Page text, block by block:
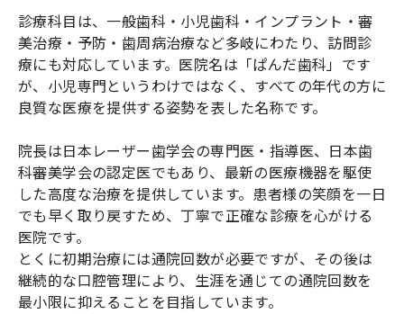
診療科目は、一般歯科・小児歯科・インプラント・審
美治療・予防・歯周病治療など多岐にわたり、訪問診
療にも対応しています。医院名は「ぱんだ歯科」です
が、小児専門というわけではなく、すべての年代の方に
良質な医療を提供する姿勢を表した名称です。
院長は日本レーザー歯学会の専門医・指導医、日本歯
科審美学会の認定医でもあり、最新の医療機器を駆使
した高度な治療を提供しています。患者様の笑顔を一日
でも早く取り戻すため、丁寧で正確な診療を心がける
医院です。
とくに初期治療には通院回数が必要ですが、その後は
継続的な口腔管理により、生涯を通じての通院回数を
最小限に抑えることを目指しています。